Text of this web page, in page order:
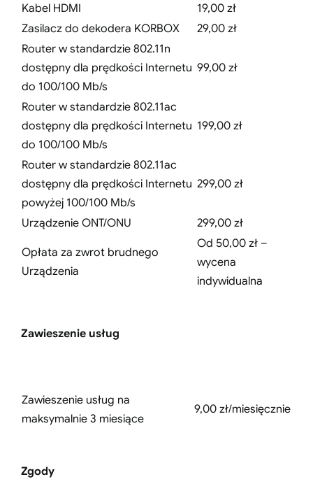
Kabel HDMI
19,00 zł
Zasilacz do dekodera KORBOX
29,00 zł
Router w standardzie 802.11n
dostępny dla prędkości Internetu
do 100/100 Mb/s
99,00 zł
Router w standardzie 802.11ac
dostępny dla prędkości Internetu
do 100/100 Mb/s
199,00 zł
Router w standardzie 802.11ac
dostępny dla prędkości Internetu
powyżej 100/100 Mb/s
299,00 zł
Urządzenie ONT/ONU 299,00 zł
Opłata za zwrot brudnego
Urządzenia
Od 50,00 zł –
wycena
indywidualna
Zawieszenie usług
Zawieszenie usług na
maksymalnie 3 miesiące
9,00 zł/miesięcznie
Zgody